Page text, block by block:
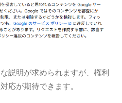
説明が求められますが、権利
応が期待できます。